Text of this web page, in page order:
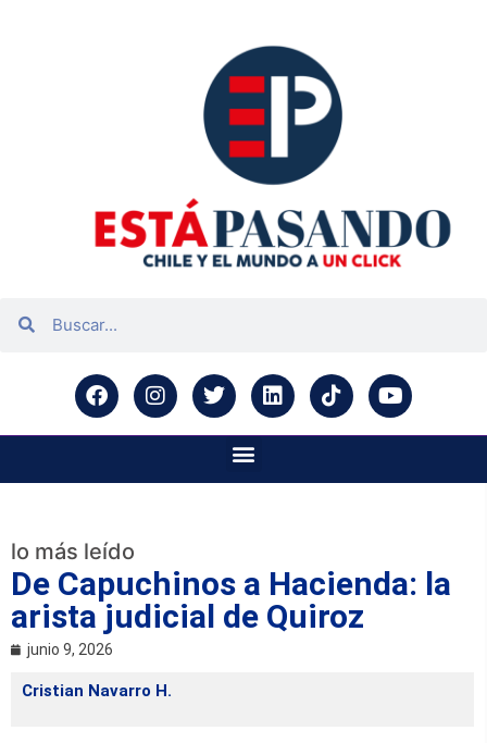
lo más leído
De Capuchinos a Hacienda: la
arista judicial de Quiroz
junio 9, 2026
Cristian Navarro H.